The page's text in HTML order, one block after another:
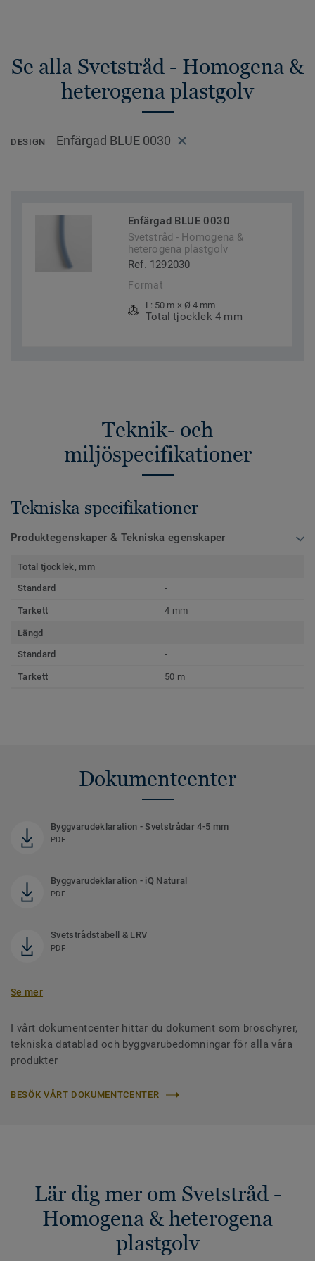
Se alla Svetstråd - Homogena &
heterogena plastgolv
DESIGN Enfärgad BLUE 0030
Enfärgad BLUE 0030
Svetstråd - Homogena &
heterogena plastgolv
Ref. 1292030
Format
L: 50 m × Ø 4 mm
Total tjocklek 4 mm
Teknik- och
miljöspecifikationer
Tekniska specifikationer
Produktegenskaper & Tekniska egenskaper
Total tjocklek, mm
Standard
-
Tarkett 4 mm
Längd
Standard
-
Tarkett 50 m
Dokumentcenter
Byggvarudeklaration - Svetstrådar 4-5 mm
PDF
Byggvarudeklaration - iQ Natural
PDF
Svetstrådstabell & LRV
PDF
Se mer
I vårt dokumentcenter hittar du dokument som broschyrer,
tekniska datablad och byggvarubedömningar för alla våra
produkter
BESÖK VÅRT DOKUMENTCENTER
Lär dig mer om Svetstråd -
Homogena & heterogena
plastgolv